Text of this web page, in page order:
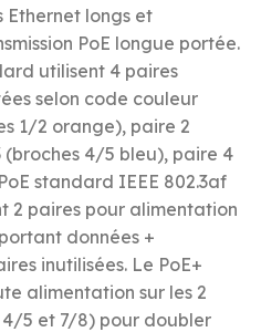
Ethernet longs et
PoE longue portée.
utilisent 4 paires
selon code couleur
1/2 orange), paire 2
4/5 bleu), paire 4
standard IEEE 802.3af
2 paires pour alimentation
données +
inutilisées. Le PoE+
alimentation sur les 2
4/5 et 7/8) pour doubler